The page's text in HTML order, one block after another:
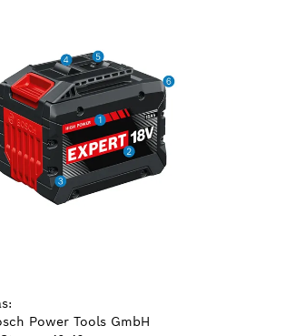
Power Tools GmbH